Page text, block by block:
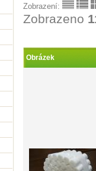
Zobrazení:
Zobrazeno
Obrázek